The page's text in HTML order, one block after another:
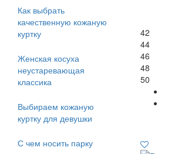
Как выбрать
качественную кожаную
куртку
Женская косуха
неустаревающая
классика
Выбираем кожаную
куртку для девушки
С чем носить парку
42
44
46
48
50